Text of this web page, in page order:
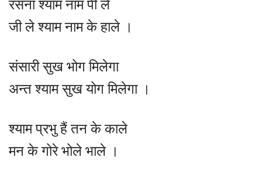
रसना श्याम नाम पी ले
जी ले श्याम नाम के हाले ।
संसारी सुख भोग मिलेगा
अन्त श्याम सुख योग मिलेगा ।
श्याम प्रभु हैं तन के काले
मन के गोरे भोले भाले ।